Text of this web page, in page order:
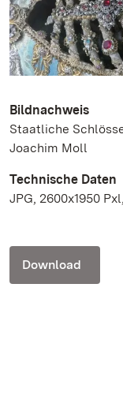
Bildnachweis
Staatliche
Joachim Moll
Technische Daten
JPG, 2600x1950
Download